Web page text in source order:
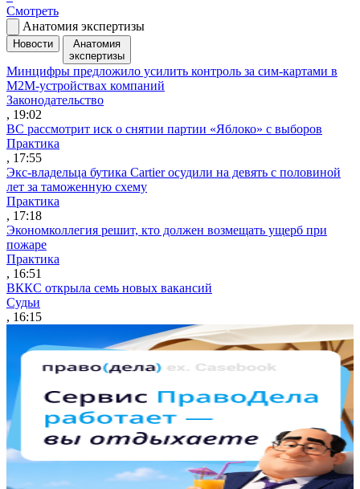
Смотреть
Анатомия экспертизы
Новости
Анатомия
экспертизы
Минцифры предложило усилить контроль за сим-картами в
M2M-устройствах компаний
Законодательство
, 19:02
ВС рассмотрит иск о снятии партии «Яблоко» с выборов
Практика
, 17:55
Экс-владельца бутика Cartier осудили на девять с половиной
лет за таможенную схему
Практика
, 17:18
Экономколлегия решит, кто должен возмещать ущерб при
пожаре
Практика
, 16:51
ВККС открыла семь новых вакансий
Судьи
, 16:15